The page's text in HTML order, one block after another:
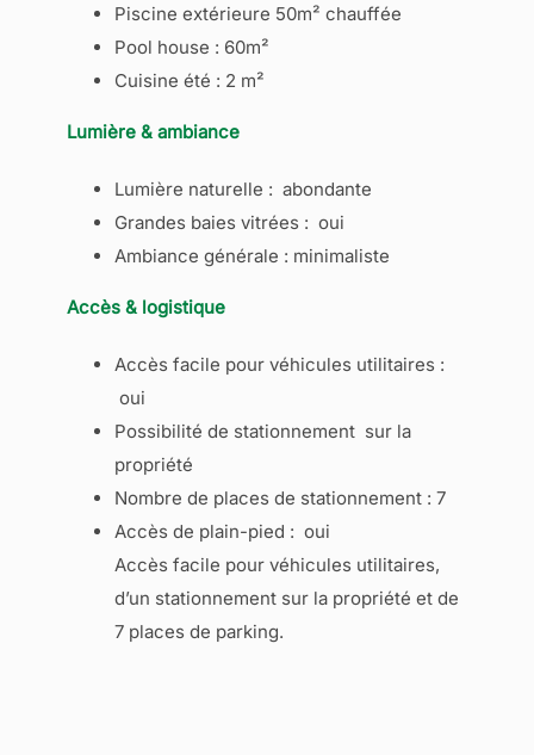
Piscine extérieure 50m² chauffée
Pool house : 60m²
Cuisine été : 2 m²
Lumière & ambiance
Lumière naturelle : abondante
Grandes baies vitrées : oui
Ambiance générale : minimaliste
Accès & logistique
Accès facile pour véhicules utilitaires :
oui
Possibilité de stationnement sur la
propriété
Nombre de places de stationnement : 7
Accès de plain-pied : oui
Accès facile pour véhicules utilitaires,
d’un stationnement sur la propriété et de
7 places de parking.